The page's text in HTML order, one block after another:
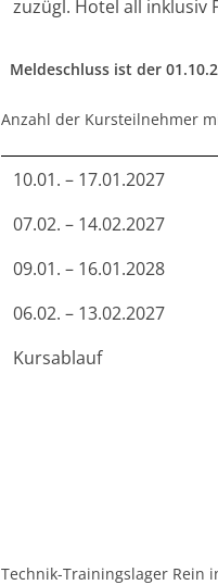
zuzügl. Hotel all inklusiv
Meldeschluss ist der
Anzahl der Kursteilnehmer
10.01. – 17.01.2027
07.02. – 14.02.2027
09.01. – 16.01.2028
06.02. – 13.02.2027
Kursablauf
Technik-Trainingslager Rein